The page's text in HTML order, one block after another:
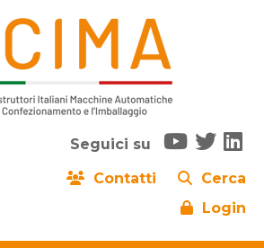
Seguici su
Contatti
Cerca
Login